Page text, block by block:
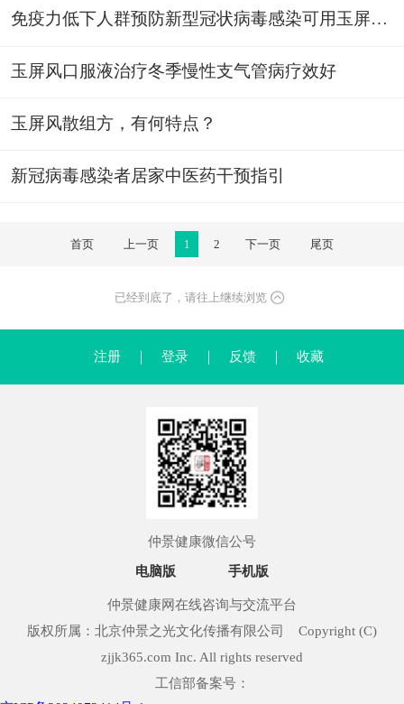
免疫力低下人群预防新型冠状病毒感染可用玉屏风口服液
玉屏风口服液治疗冬季慢性支气管病疗效好
玉屏风散组方，有何特点？
新冠病毒感染者居家中医药干预指引
首页 上一页 1 2 下一页 尾页
已经到底了，请往上继续浏览
注册 登录 反馈 收藏
仲景健康微信公号
电脑版 手机版
仲景健康网在线咨询与交流平台
版权所属：北京仲景之光文化传播有限公司 Copyright (C)
zjjk365.com Inc. All rights reserved
工信部备案号：